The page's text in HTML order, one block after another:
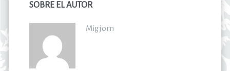
SOBRE EL AUTOR
Migjorn